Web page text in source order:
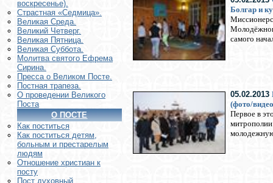
воскресенье).
Страстная «Седмица».
Великая Среда.
Великий Четверг.
Великая Пятница.
Великая Суббота.
Молитва святого Ефрема
Сирина.
Пресса о Великом Посте.
Постная трапеза.
О проведении Великого
Поста
О ПОСТЕ
Как поститься
Как поститься детям,
больным и престарелым
людям
Отношение христиан к
посту
Пост духовный
Болгар и
самого
05.02.2013
(фото/
Первое в